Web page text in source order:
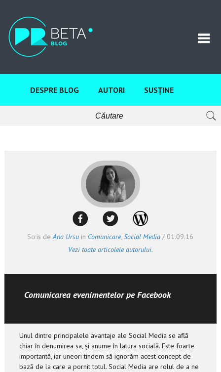
DESPRE BLOG AUTORI SUSȚINE
Scris deAna Ursu in Comunicare,Social Media / 01.09.16
Vezi toate articolele autorului.
Comunicarea evenimentelor pe Facebook
Unul dintre principalele avantaje ale Social Media se află
chiar în denumirea sa, și anume în latura socială. Este foarte
importantă, iar uneori tindem să ignorăm acest concept de
bază de la care a pornit totul. Social Media are rolul de a ne